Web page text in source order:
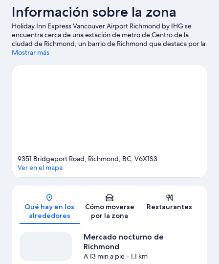
Información sobre la zona
Holiday Inn Express Vancouver Airport Richmond by IHG se
encuentra cerca de una estación de metro de Centro de la
ciudad de Richmond, un barrio de Richmond que destaca por la
proximidad al aeropuerto. Para admirar la belleza natural de esta
dar un toque cultural a tus vacaciones, visita Teatro Queen
Mostrar más
Mapa
9351 Bridgeport Road, Richmond, BC, V6X1S3
Ver en el mapa
Qué hay en los
alrededores
Cómo moverse
por la zona
Restaurantes
Mercado nocturno de
Richmond
A 13 min a pie- 1.1 km